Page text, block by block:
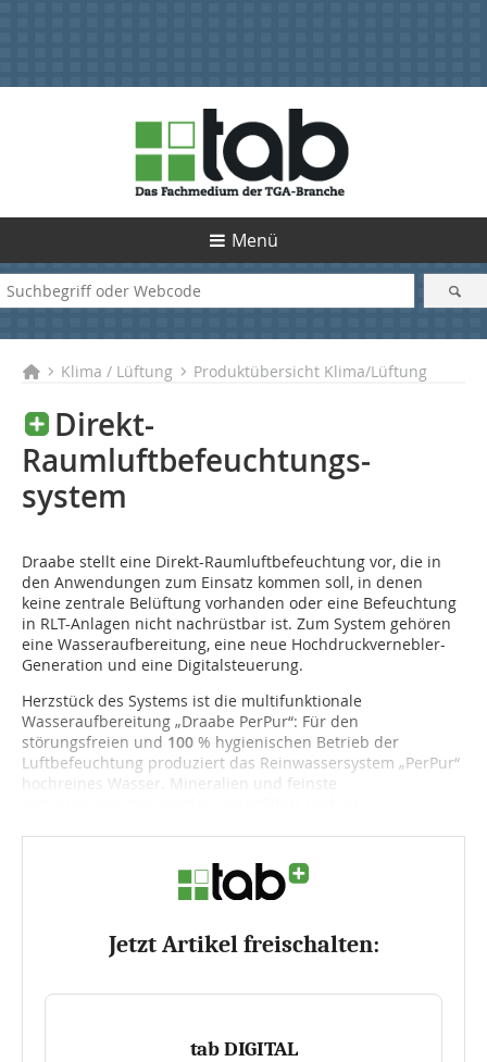
Menü
Klima / Lüftung Produktübersicht Klima/Lüftung
Direkt-
Raumluftbefeuchtungs­
system
Draabe stellt eine Direkt-Raumluftbefeuchtung vor, die in
den Anwendungen zum Einsatz kommen soll, in denen
keine zentrale Belüftung vorhanden oder eine Befeuchtung
in RLT-Anlagen nicht nachrüstbar ist. Zum System gehören
eine Wasseraufbereitung, eine neue Hochdruckvernebler-
Generation und eine Digitalsteuerung.
Herzstück des Systems ist die multifunktionale
Wasseraufbereitung „Draabe PerPur“: Für den
störungsfreien und 100 % hygienischen Betrieb der
Luftbefeuchtung produziert das Reinwassersystem „PerPur“
hochreines Wasser. Mineralien und feinste
Jetzt Artikel freischalten:
tab DIGITAL